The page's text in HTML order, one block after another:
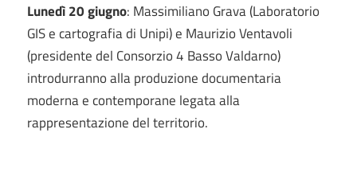
Lunedì 20 giugno: Massimiliano Grava (Laboratorio
GIS e cartografia di Unipi) e Maurizio Ventavoli
(presidente del Consorzio 4 Basso Valdarno)
introdurranno alla produzione documentaria
moderna e contemporane legata alla
rappresentazione del territorio.